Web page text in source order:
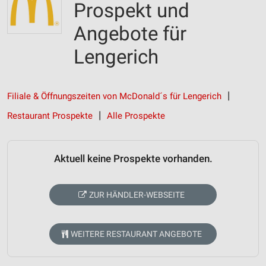
Prospekt und
Angebote für
Lengerich
Filiale & Öffnungszeiten von McDonald´s für Lengerich
Restaurant Prospekte
Alle Prospekte
Aktuell keine Prospekte vorhanden.
ZUR HÄNDLER-WEBSEITE
WEITERE RESTAURANT ANGEBOTE